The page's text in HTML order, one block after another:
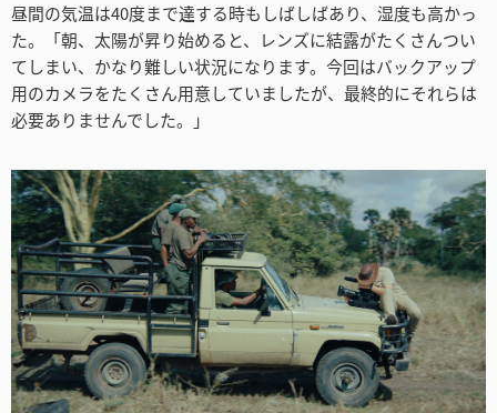
昼間の気温は40度まで達する時もしばしばあり、湿度も高かっ
た。「朝、太陽が昇り始めると、レンズに結露がたくさんつい
てしまい、かなり難しい状況になります。今回はバックアップ
用のカメラをたくさん用意していましたが、最終的にそれらは
必要ありませんでした。」